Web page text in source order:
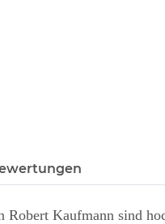
Robert Kaufmann sind